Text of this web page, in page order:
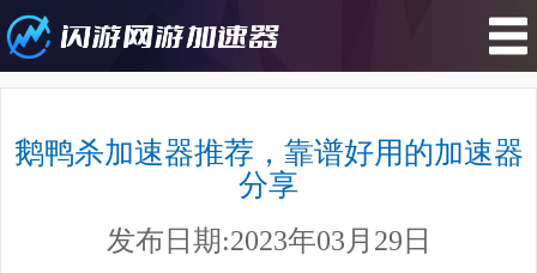
速器推荐，靠谱好用的加速器分享
鹅鸭杀加速器推荐，靠谱好用的加速器
分享
发布日期:2023年03月29日